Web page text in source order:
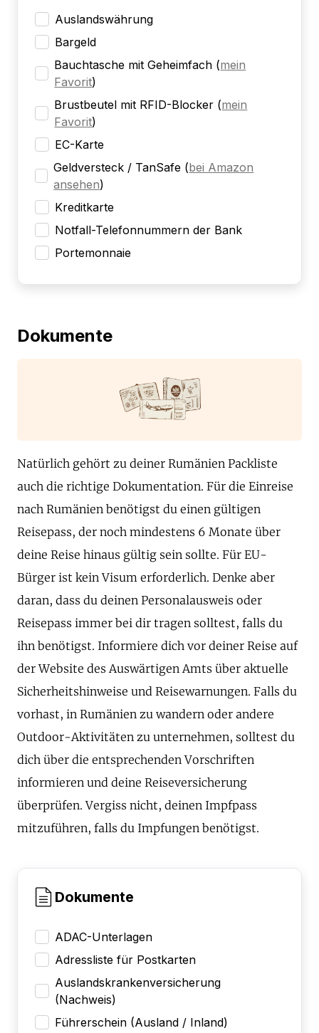
Auslandswährung
Bargeld
Bauchtasche mit Geheimfach (mein
Favorit)
Brustbeutel mit RFID-Blocker (mein
Favorit)
EC-Karte
Geldversteck / TanSafe (bei Amazon
ansehen)
Kreditkarte
Notfall-Telefonnummern der Bank
Portemonnaie
Dokumente
Natürlich gehört zu deiner Rumänien Packliste
auch die richtige Dokumentation. Für die Einreise
nach Rumänien benötigst du einen gültigen
Reisepass, der noch mindestens 6 Monate über
deine Reise hinaus gültig sein sollte. Für EU-
Bürger ist kein Visum erforderlich. Denke aber
daran, dass du deinen Personalausweis oder
Reisepass immer bei dir tragen solltest, falls du
ihn benötigst. Informiere dich vor deiner Reise auf
der Website des Auswärtigen Amts über aktuelle
Sicherheitshinweise und Reisewarnungen. Falls du
vorhast, in Rumänien zu wandern oder andere
Outdoor-Aktivitäten zu unternehmen, solltest du
dich über die entsprechenden Vorschriften
informieren und deine Reiseversicherung
überprüfen. Vergiss nicht, deinen Impfpass
mitzuführen, falls du Impfungen benötigst.
Dokumente
ADAC-Unterlagen
Adressliste für Postkarten
Auslandskrankenversicherung
(Nachweis)
Führerschein (Ausland / Inland)